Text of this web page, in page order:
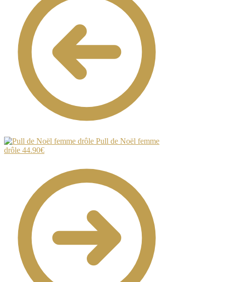
Pull de Noël femme
drôle 44.90€